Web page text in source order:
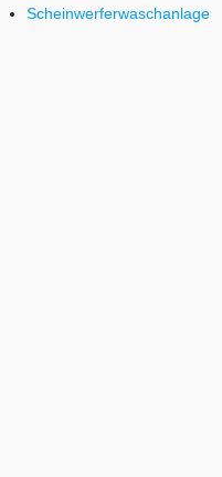
Scheinwerferwaschanlage